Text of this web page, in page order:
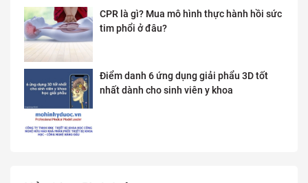
CPR là gì? Mua mô hình thực hành hồi sức
tim phổi ở đâu?
Điểm danh 6 ứng dụng giải phẩu 3D tốt
nhất dành cho sinh viên y khoa